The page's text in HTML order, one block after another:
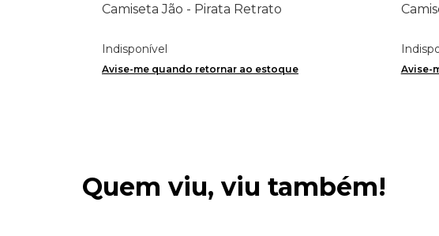
Camiseta Jão - Pirata Retrato
Indisponível
Avise-me quando retornar ao estoque Avise-
Quem viu, viu também!